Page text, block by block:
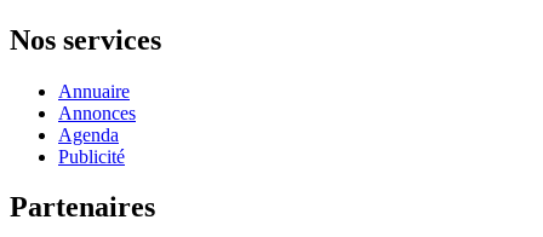
Nos services
Annuaire
Annonces
Agenda
Publicité
Partenaires